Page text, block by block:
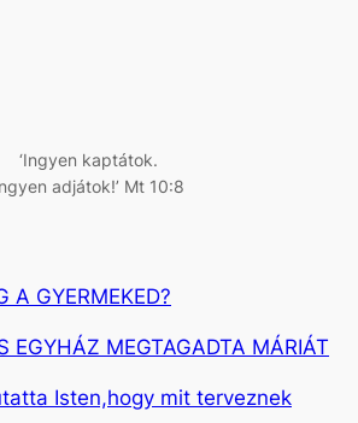
‘Ingyen kaptátok.
adjátok!’ Mt 10:8
A GYERMEKED?
EGYHÁZ MEGTAGADTA MÁRIÁT
Isten,hogy mit terveznek